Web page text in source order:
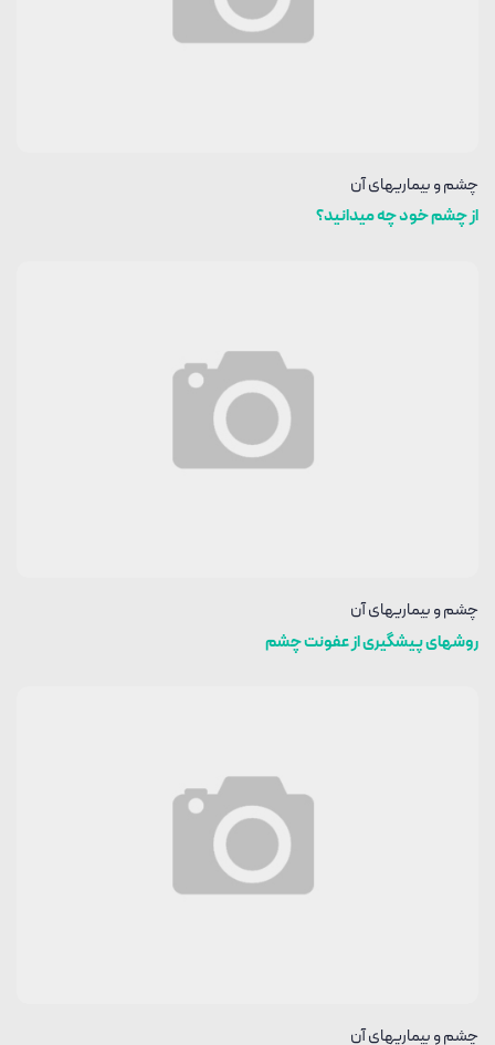
چشم و بیماریهای آن
از چشم خود چه میدانید؟
چشم و بیماریهای آن
روشهای پیشگیری از عفونت چشم
چشم و بیماریهای آن